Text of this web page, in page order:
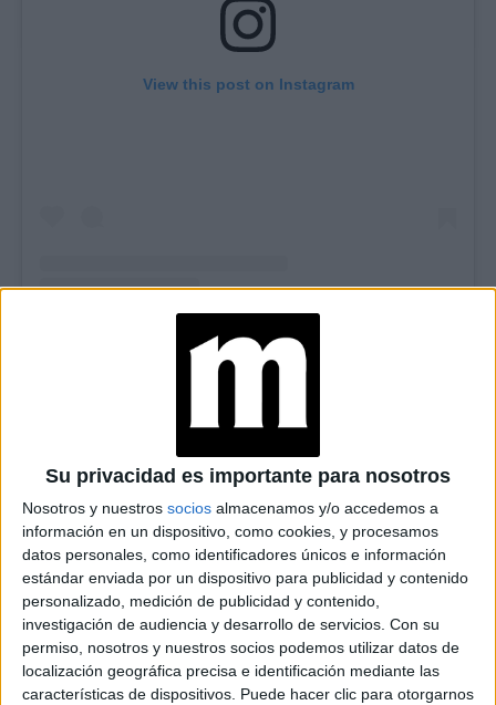
Su privacidad es importante para nosotros
Nosotros y nuestros socios almacenamos y/o accedemos a
información en un dispositivo, como cookies, y procesamos
datos personales, como identificadores únicos e información
estándar enviada por un dispositivo para publicidad y contenido
personalizado, medición de publicidad y contenido,
investigación de audiencia y desarrollo de servicios. Con su
permiso, nosotros y nuestros socios podemos utilizar datos de
localización geográfica precisa e identificación mediante las
características de dispositivos. Puede hacer clic para otorgarnos
View this post on Instagram
El más relajado de todos. Nos encanta en su versión más
TAMBIÉN TE PUEDE INTERESAR
IDEAS DE FLEQUILLO
CON PELO CORTO
10 TENDENCIAS DE
PELO CORTO CON
FLEQUILLO